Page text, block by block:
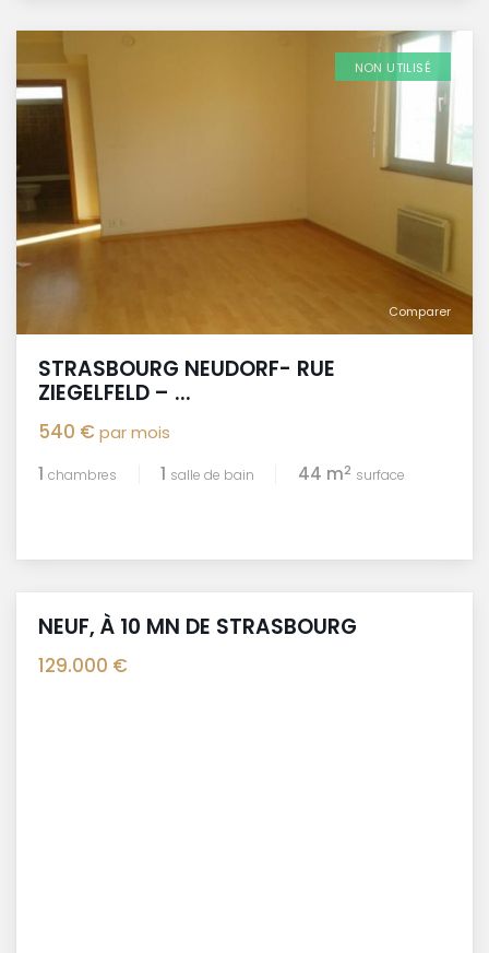
Comparer
NON UTILISÉ
STRASBOURG NEUDORF- RUE
ZIEGELFELD – ...
540 €par mois
1 chambres 1 salle de bain 44 m2 surface
NEUF, À 10 MN DE STRASBOURG
129.000 €